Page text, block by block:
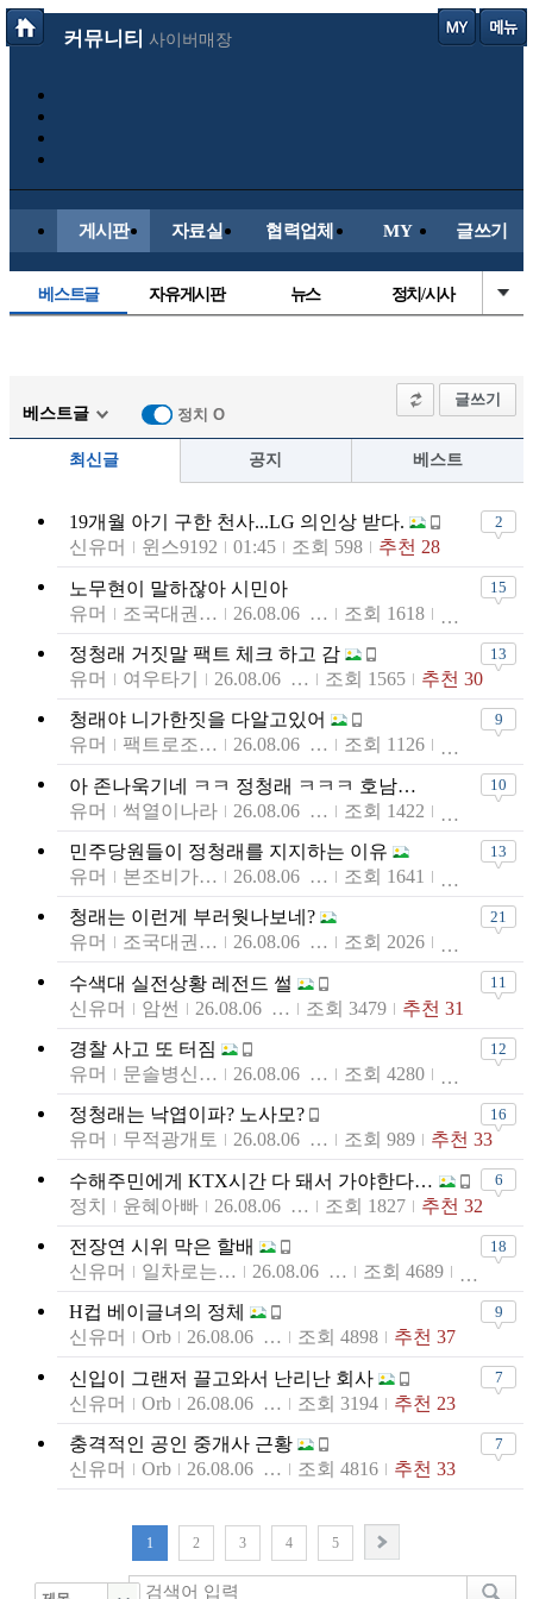
커뮤니티 사이버매장
게시판 자료실 협력업체 MY 글쓰기
베스트글 자유게시판 뉴스 정치/시사
국내축구
베스트글
정치 O
글쓰기
최신글 공지 베스트
19개월 아기 구한 천사...LG 의인상 받다.
신유머
윈스9192 01:45 조회 598 추천 28
2
노무현이 말하잖아 시민아
유머
조국대권플랜 26.08.06 23:58 조회 1618
15
정청래 거짓말 팩트 체크 하고 감
유머
여우타기 26.08.06 23:56 조회 1565 추천 30
13
청래야 니가한짓을 다알고있어
유머
팩트로조진다 26.08.06 23:54 조회 1126
9
아 존나욱기네 ㅋㅋ 정청래 ㅋㅋㅋ 호남에서 지면끝남
유머
썩열이나라 26.08.06 23:53 조회 1422
10
민주당원들이 정청래를 지지하는 이유
유머
본조비가조아 26.08.06 23:42 조회 1641
13
청래는 이런게 부러웟나보네?
유머
조국대권플랜 26.08.06 23:34 조회 2026
21
수색대 실전상황 레전드 썰
신유머
암썬 26.08.06 23:33 조회 3479 추천 31
11
경찰 사고 또 터짐
유머
문솔병신천지 26.08.06 23:24 조회 4280
12
정청래는 낙엽이파? 노사모?
유머
무적광개토 26.08.06 23:16 조회 989 추천 33
16
수해주민에게 KTX시간 다 돼서 가야한다는 당대표가 있다?
정치
윤혜아빠 26.08.06 23:15 조회 1827 추천 32
6
전장연 시위 막은 할배
신유머
일차로는추월차로임 26.08.06 23:12 조회 4689
18
H컵 베이글녀의 정체
신유머
Orb 26.08.06 23:07 조회 4898 추천 37
9
신입이 그랜저 끌고와서 난리난 회사
신유머
Orb 26.08.06 23:06 조회 3194 추천 23
7
충격적인 공인 중개사 근황
신유머
Orb 26.08.06 23:03 조회 4816 추천 33
7
1 2 3 4 5